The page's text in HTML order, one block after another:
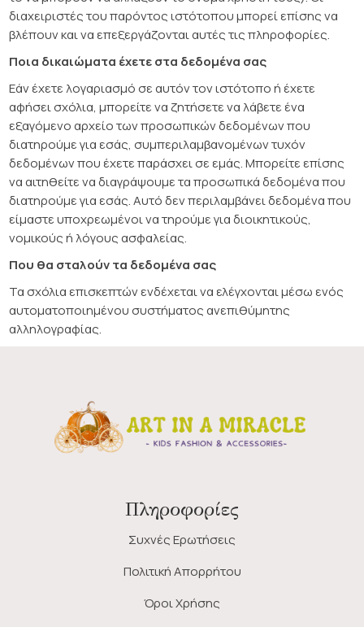
διαχειριστές του παρόντος ιστότοπου μπορεί επίσης να
βλέπουν και να επεξεργάζονται αυτές τις πληροφορίες.
Ποια δικαιώματα έχετε στα δεδομένα σας
Εάν έχετε λογαριασμό σε αυτόν τον ιστότοπο ή έχετε
αφήσει σχόλια, μπορείτε να ζητήσετε να λάβετε ένα
εξαγόμενο αρχείο των προσωπικών δεδομένων που
διατηρούμε για εσάς, συμπεριλαμβανομένων τυχόν
δεδομένων που έχετε παράσχει σε εμάς. Μπορείτε επίσης
να αιτηθείτε να διαγράψουμε τα προσωπικά δεδομένα που
διατηρούμε για εσάς. Αυτό δεν περιλαμβάνει δεδομένα που
είμαστε υποχρεωμένοι να τηρούμε για διοικητικούς,
νομικούς ή λόγους ασφαλείας.
Που θα σταλούν τα δεδομένα σας
Τα σχόλια επισκεπτών ενδέχεται να ελέγχονται μέσω ενός
αυτοματοποιημένου συστήματος ανεπιθύμητης
αλληλογραφίας.
Πληροφορίες
Συχνές Ερωτήσεις
Πολιτική Απορρήτου
Όροι Χρήσης